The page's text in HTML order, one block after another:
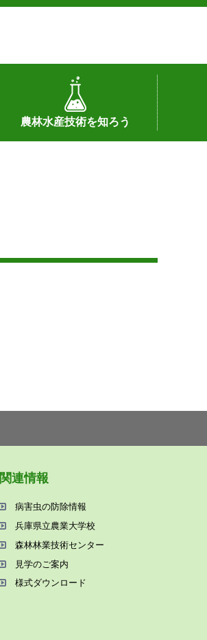
農林水産技術を知ろう
センターの話題
私の試験研究
試験研究課題
第6期中期業務計画
オンライン研究報告
刊行物
知的財産に関する相談窓口
関連情報
病害⾍の防除情報
兵庫県⽴農業⼤学校
森林林業技術センター
⾒学のご案内
様式ダウンロード